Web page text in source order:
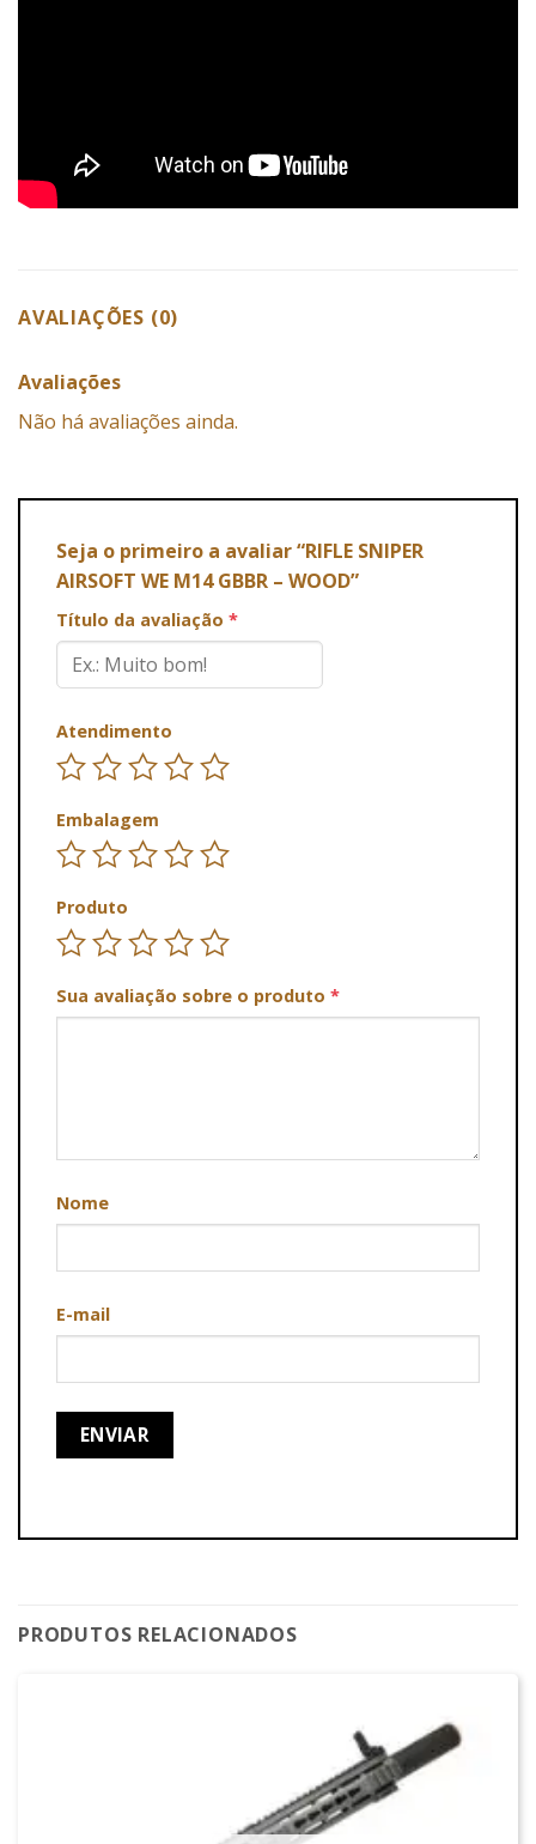
AVALIAÇÕES (0)
Avaliações
Não há avaliações ainda.
Seja o primeiro a avaliar “RIFLE SNIPER
AIRSOFT WE M14 GBBR – WOOD”
Título da avaliação *
Atendimento
Embalagem
Produto
Sua avaliação sobre o produto *
Nome
E-mail
PRODUTOS RELACIONADOS